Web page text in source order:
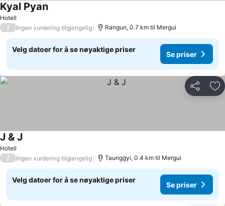
Hotell
Kyal PyanSe priser
/ Ingen vurdering tilgjengelig Rangun, 0.7 km til Mergui
Velg datoer for å se nøyaktige priser
Se priser
Del
Hotell
J & J
/ Ingen vurdering tilgjengelig Taunggyi, 0.4 km til Mergui
Velg datoer for å se nøyaktige priser
Se priser